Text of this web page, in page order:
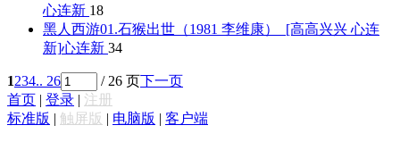
心连新 18
黑人西游01.石猴出世（1981 李维康）_[高高兴兴 心连
新]心连新 34
1234.. 26 / 26 页下一页
首页 | 登录 | 注册
标准版 | 触屏版 | 电脑版 | 客户端